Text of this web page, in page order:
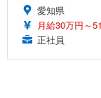
愛知県
月給30万円～
正社員